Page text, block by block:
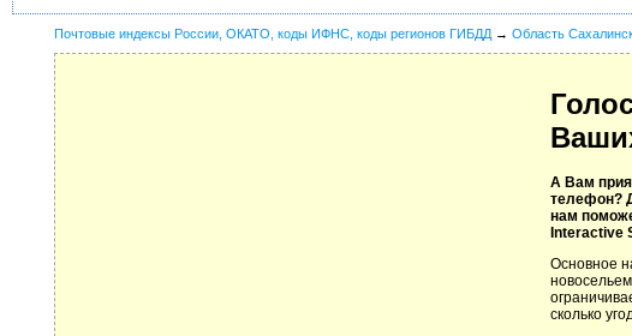
Почтовые индексы России, ОКАТО, коды ИФНС, коды регионов ГИБДД → Область
А Вам
телефон?
нам
Interactive
Основное
сколько